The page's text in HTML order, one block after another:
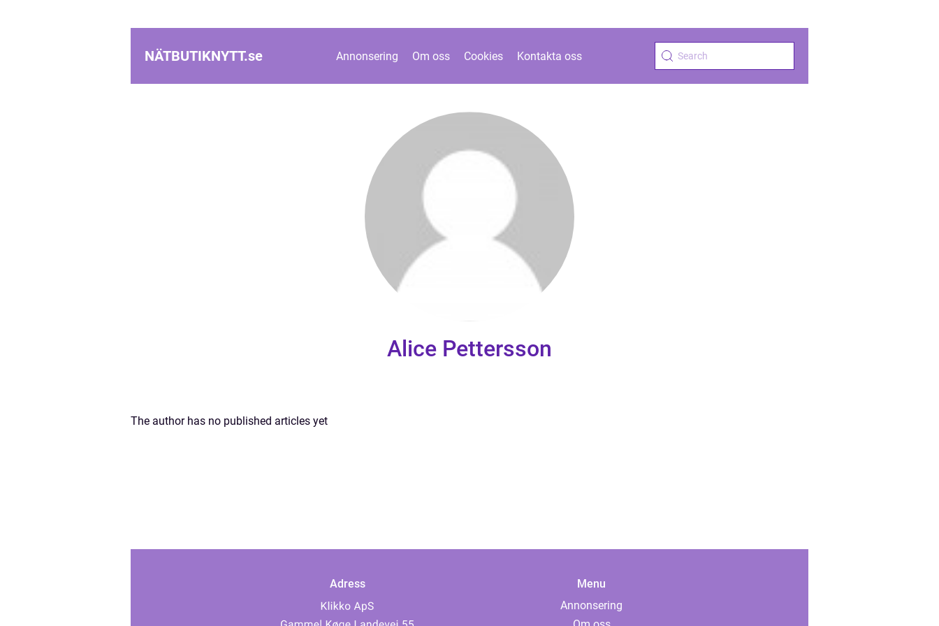
NÄTBUTIKNYTT.se Annonsering Om oss Cookies Kontakta oss
Alice Pettersson
The author has no published articles yet
Adress
Menu
Annonsering